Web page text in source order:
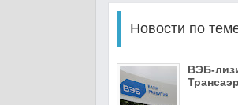
Новости по
ВЭБ-